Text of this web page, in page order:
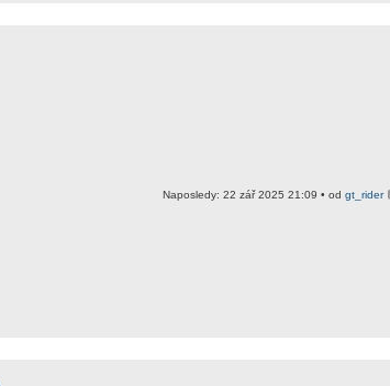
Naposledy: 22 zář 2025 21:09 • odgt_rider